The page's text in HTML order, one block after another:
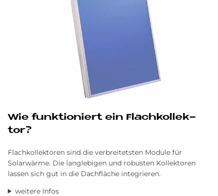
Wie funk­tio­niert ein Flach­kol­lek­
tor?
Flachkollektoren sind die verbreitetsten Module für
Solarwärme. Die langlebigen und robusten Kollektoren
lassen sich gut in die Dachfläche integrieren.
weitere Infos